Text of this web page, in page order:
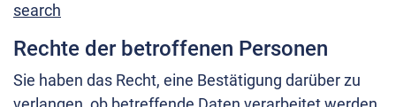
search
Rechte der betroffenen Personen
Sie haben das Recht, eine Bestätigung darüber zu